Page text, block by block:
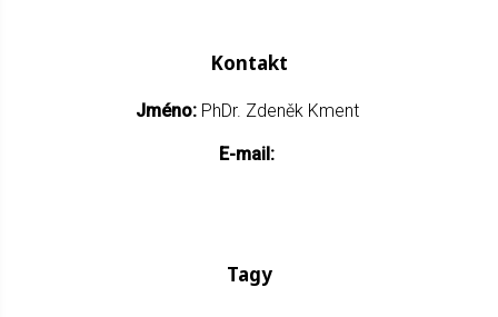
Kontakt
Jméno: PhDr. Zdeněk Kment
E-mail:
Tagy